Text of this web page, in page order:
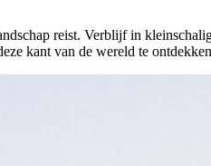
reist. Verblijf in
kant van de wereld te